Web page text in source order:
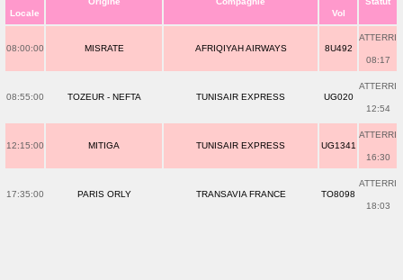
Locale Vol
08:00:00 MISRATE AFRIQIYAH AIRWAYS 8U492
ATTERRI
08:17
08:55:00 TOZEUR - NEFTA TUNISAIR EXPRESS UG020
ATTERRI
12:54
12:15:00 MITIGA TUNISAIR EXPRESS UG1341
ATTERRI
16:30
17:35:00 PARIS ORLY TRANSAVIA FRANCE TO8098
ATTERRI
18:03